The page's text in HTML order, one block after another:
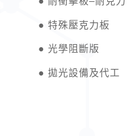
● 特殊壓克力板
● 光學阻斷版
● 拋光設備及代工